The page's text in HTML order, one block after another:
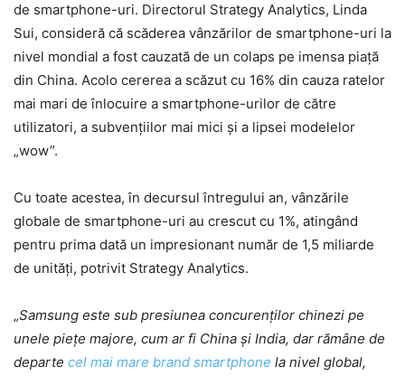
de smartphone-uri. Directorul Strategy Analytics, Linda
Sui, consideră că scăderea vânzărilor de smartphone-uri la
nivel mondial a fost cauzată de un colaps pe imensa piață
din China. Acolo cererea a scăzut cu 16% din cauza ratelor
mai mari de înlocuire a smartphone-urilor de către
utilizatori, a subvențiilor mai mici și a lipsei modelelor
„wow”.
Cu toate acestea, în decursul întregului an, vânzările
globale de smartphone-uri au crescut cu 1%, atingând
pentru prima dată un impresionant număr de 1,5 miliarde
de unități, potrivit Strategy Analytics.
„Samsung este sub presiunea concurenților chinezi pe
unele piețe majore, cum ar fi China și India, dar rămâne de
departe cel mai mare brand smartphone la nivel global,